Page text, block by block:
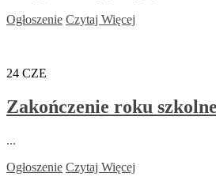
Ogłoszenie Czytaj Więcej
24 CZE
Zakończenie roku
...
Ogłoszenie Czytaj Więcej